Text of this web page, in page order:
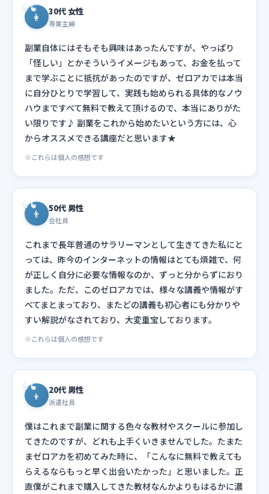
👩 30代 女性
専業主婦
副業自体にはそもそも興味はあったんですが、やっぱり
「怪しい」とかそういうイメージもあって、お金を払って
まで学ぶことに抵抗があったのですが、ゼロアカでは本当
に自分ひとりで学習して、実践も始められる具体的なノウ
ハウまですべて無料で教えて頂けるので、本当にありがた
い限りです♪ 副業をこれから始めたいという方には、心
からオススメできる講座だと思います★
※これらは個人の感想です
👨 50代 男性
会社員
これまで長年普通のサラリーマンとして生きてきた私にと
っては、昨今のインターネットの情報はとても煩雑で、何
が正しく自分に必要な情報なのか、ずっと分からずにおり
ました。ただ、このゼロアカでは、様々な講義や情報がす
べてまとまっており、またどの講義も初心者にも分かりや
すい解説がなされており、大変重宝しております。
※これらは個人の感想です
👦 20代 男性
派遣社員
僕はこれまで副業に関する色々な教材やスクールに参加し
てきたのですが、どれも上手くいきませんでした。たまた
まゼロアカを初めてみた時に、「こんなに無料で教えても
らえるならもっと早く出会いたかった」と思いました。正
直僕がこれまで購入してきた教材なんかよりもはるかに濃